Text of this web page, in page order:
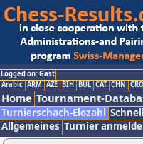
Logged on: Gast
Arabic ARM AZE BIH BUL CAT CHN CRO
Home Tournament-
Turnierschach-Elozahl
Allgemeines Turnier